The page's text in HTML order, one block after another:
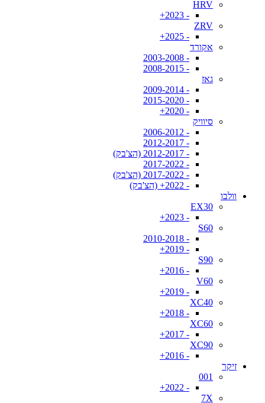
HRV
- 2023+
ZRV
- 2025+
אקורד
- 2003-2008
- 2008-2015
גאז
- 2009-2014
- 2015-2020
- 2020+
סיוויק
- 2006-2012
- 2012-2017
- 2012-2017 (הצ'בק)
- 2017-2022
- 2017-2022 (הצ'בק)
- 2022+ (הצ'בק)
וולבו
EX30
- 2023+
S60
- 2010-2018
- 2019+
S90
- 2016+
V60
- 2019+
XC40
- 2018+
XC60
- 2017+
XC90
- 2016+
זיקר
001
- 2022+
7X